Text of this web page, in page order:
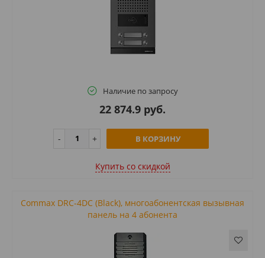
Наличие по запросу
22 874.9 руб.
В КОРЗИНУ
Купить cо скидкой
Commax DRC-4DC (Black), многоабонентская вызывная
панель на 4 абонента